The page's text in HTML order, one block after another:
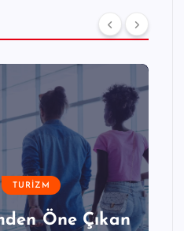
TURIZM
Öne Çıkan